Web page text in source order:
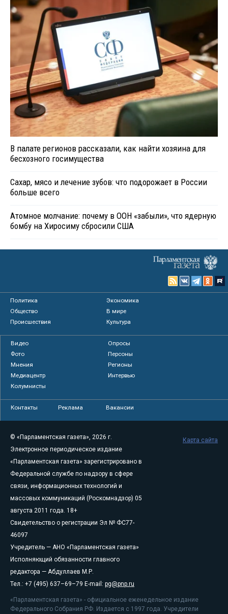
В палате регионов рассказали, как найти хозяина для
бесхозного госимущества
Сахар, мясо и лечение зубов: что подорожает в России
больше всего
Атомное молчание: почему в ООН «забыли», что ядерную
бомбу на Хиросиму сбросили США
Политика
Экономика
Общество
В мире
Происшествия
Культура
Видео
Опросы
Фото
Персоны
Мнения
Регионы
Медиацентр
Интервью
Колумнисты
Контакты Реклама Вакансии
© «Парламентская газета», 2026 г.
Электронное периодическое издание
«Парламентская газета» зарегистрировано в
Федеральной службе по надзору в сфере
связи, информационных технологий и
массовых коммуникаций (Роскомнадзор) 05
августа 2011 года. 18+
Свидетельство о регистрации Эл № ФС77-
46097
Учредитель — АНО «Парламентская газета»
Исполняющий обязанности главного
редактора — Абдуллаев М.Р.
Тел.: +7 (495) 637–69–79 E-mail: pg@pnp.ru
«Парламентская газета» - официальное еженедельное издание
Федерального Собрания РФ. Издается с 1997 года. Учредители
Карта сайта